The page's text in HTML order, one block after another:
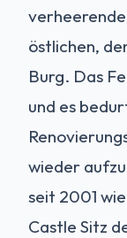
östlichen,
Burg. Das
und es
wieder
seit 2001
Castle Sitz